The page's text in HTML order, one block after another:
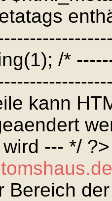
/*
kann
--- */
Bereich